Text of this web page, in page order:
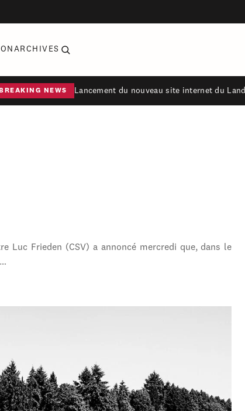
ARCHIVES
BREAKING NEWS Lancement du nouveau site internet du Land
Luc Frieden (CSV) a annoncé mercredi que, dans le